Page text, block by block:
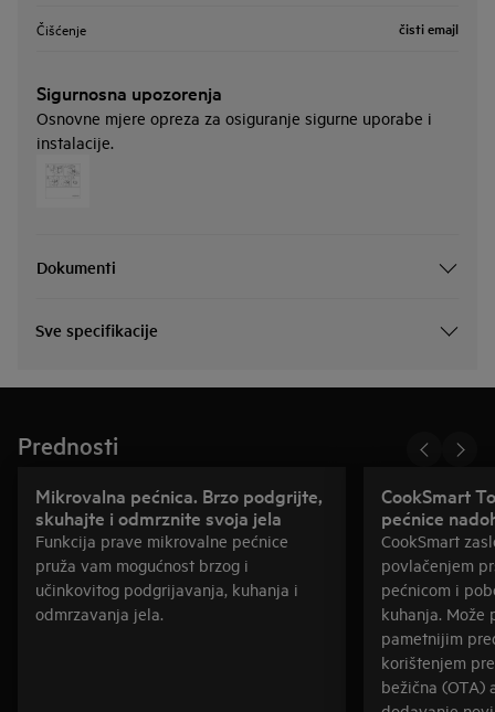
Čišćenje čisti emajl
Sigurnosna upozorenja
Osnovne mjere opreza za osiguranje sigurne uporabe i
instalacije.
Dokumenti
Sve specifikacije
Prednosti
Mikrovalna pećnica. Brzo podgrijte,
skuhajte i odmrznite svoja jela
Funkcija prave mikrovalne pećnice
pruža vam mogućnost brzog i
učinkovitog podgrijavanja, kuhanja i
odmrzavanja jela.
CookSmart
pećnice
CookSmart
povlačenjem
pećnicom i
kuhanja. Može
pametnijim
korištenjem
bežična (OTA)